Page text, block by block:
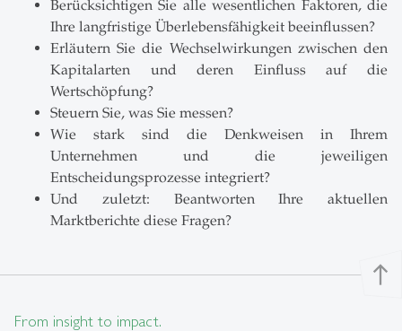
Berücksichtigen Sie alle wesentlichen Faktoren, die
Ihre langfristige Überlebensfähigkeit beeinflussen?
Erläutern Sie die Wechselwirkungen zwischen den
Kapitalarten und deren Einfluss auf die
Wertschöpfung?
Steuern Sie, was Sie messen?
Wie stark sind die Denkweisen in Ihrem
Unternehmen und die jeweiligen
Entscheidungsprozesse integriert?
Und zuletzt: Beantworten Ihre aktuellen
Marktberichte diese Fragen?
north
From insight to impact.